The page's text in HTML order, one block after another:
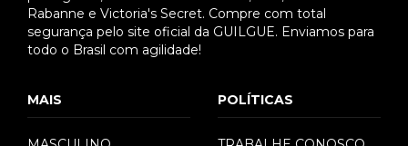
Rabanne e Victoria's Secret. Compre com total
segurança pelo site oficial da GUILGUE. Enviamos para
todo o Brasil com agilidade!
MAIS POLÍTICAS